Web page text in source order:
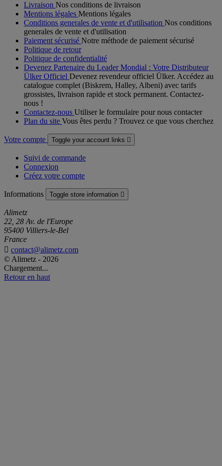
Livraison Nos conditions de livraison
Mentions légales Mentions légales
Conditions generales de vente et d'utilisation Nos conditions
generales de vente et d'utilisation
Paiement sécurisé Notre méthode de paiement sécurisé
Politique de retour
Politique de confidentialité
Devenez Partenaire du Leader Mondial : Votre Distributeur
Ülker Officiel Devenez revendeur officiel Ülker. Accédez au
catalogue complet (Biskrem, Halley, Albeni) avec tarifs
grossistes, livraison rapide et stock permanent. Contactez-
nous !
Contactez-nous Utiliser le formulaire pour nous contacter
Plan du site Vous êtes perdu ? Trouvez ce que vous cherchez
Votre compte Toggle your account links 
Suivi de commande
Connexion
Créez votre compte
Informations Toggle store information 
Alimetz
22, 28 Av. de l'Europe
95400 Villiers-le-Bel
France
 contact@alimetz.com
© Alimetz - 2026
Chargement...
Retour en haut